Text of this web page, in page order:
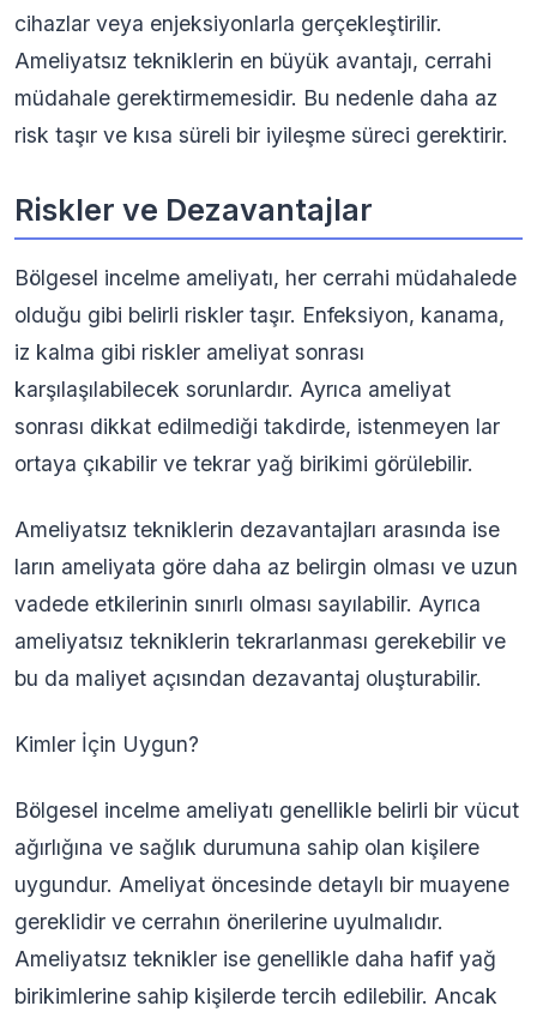
cihazlar veya enjeksiyonlarla gerçekleştirilir.
Ameliyatsız tekniklerin en büyük avantajı, cerrahi
müdahale gerektirmemesidir. Bu nedenle daha az
risk taşır ve kısa süreli bir iyileşme süreci gerektirir.
Riskler ve Dezavantajlar
Bölgesel incelme ameliyatı, her cerrahi müdahalede
olduğu gibi belirli riskler taşır. Enfeksiyon, kanama,
iz kalma gibi riskler ameliyat sonrası
karşılaşılabilecek sorunlardır. Ayrıca ameliyat
sonrası dikkat edilmediği takdirde, istenmeyen lar
ortaya çıkabilir ve tekrar yağ birikimi görülebilir.
Ameliyatsız tekniklerin dezavantajları arasında ise
ların ameliyata göre daha az belirgin olması ve uzun
vadede etkilerinin sınırlı olması sayılabilir. Ayrıca
ameliyatsız tekniklerin tekrarlanması gerekebilir ve
bu da maliyet açısından dezavantaj oluşturabilir.
Kimler İçin Uygun?
Bölgesel incelme ameliyatı genellikle belirli bir vücut
ağırlığına ve sağlık durumuna sahip olan kişilere
uygundur. Ameliyat öncesinde detaylı bir muayene
gereklidir ve cerrahın önerilerine uyulmalıdır.
Ameliyatsız teknikler ise genellikle daha hafif yağ
birikimlerine sahip kişilerde tercih edilebilir. Ancak